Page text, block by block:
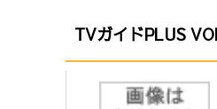
TVガイドPLUS